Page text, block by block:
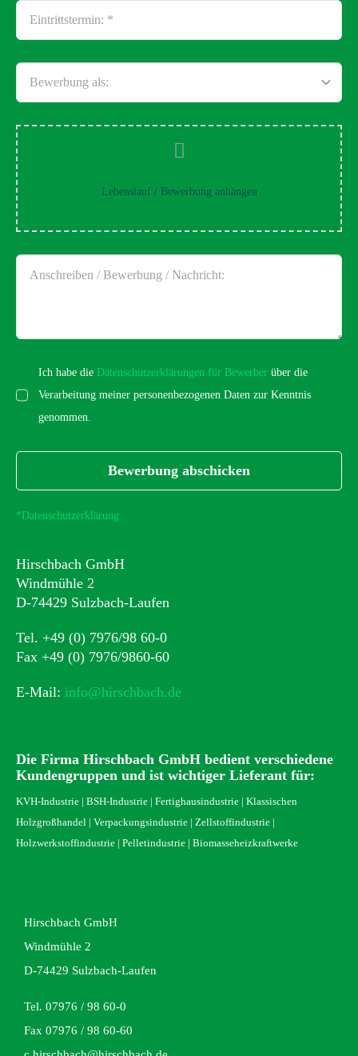
Lebenslauf / Bewerbung anhängen
Ich habe die Datenschutzerklärungen für Bewerberüber die
Verarbeitung meiner personenbezogenen Daten zur Kenntnis
genommen.
Bewerbung abschicken
*Datenschutzerklärung
Hirschbach GmbH
Windmühle 2
D-74429 Sulzbach-Laufen
Tel. +49 (0) 7976/98 60-0
Fax +49 (0) 7976/9860-60
E-Mail: info@hirschbach.de
Die Firma Hirschbach GmbH bedient verschiedene
Kundengruppen und ist wichtiger Lieferant für:
KVH-Industrie | BSH-Industrie | Fertighausindustrie | Klassischen
Holzgroßhandel | Verpackungsindustrie | Zellstoffindustrie |
Holzwerkstoffindustrie | Pelletindustrie | Biomasseheizkraftwerke
Hirschbach GmbH
Windmühle 2
D-74429 Sulzbach-Laufen
Tel. 07976 / 98 60-0
Fax 07976 / 98 60-60